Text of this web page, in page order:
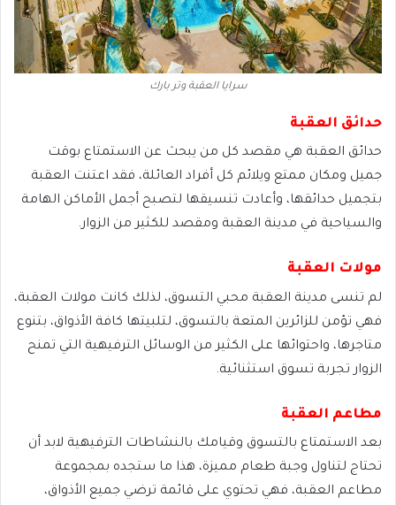
سرايا العقبة وتر بارك
حدائق العقبة
حدائق العقبة هي مقصد كل من يبحث عن الاستمتاع بوقت
جميل ومكان ممتع ويلائم كل أفراد العائلة، فقد اعتنت العقبة
بتجميل حدائقها، وأعادت تنسيقها لتصبح أجمل الأماكن الهامة
والسياحية في مدينة العقبة ومقصد للكثير من الزوار.
مولات العقبة
لم تنسى مدينة العقبة محبي التسوق، لذلك كانت مولات العقبة،
فهي تؤمن للزائرين المتعة بالتسوق، لتلبيتها كافة الأذواق، بتنوع
متاجرها، واحتوائها على الكثير من الوسائل الترفيهية التي تمنح
الزوار تجربة تسوق استثنائية.
مطاعم العقبة
بعد الاستمتاع بالتسوق وقيامك بالنشاطات الترفيهية لابد أن
تحتاج لتناول وجبة طعام مميزة، هذا ما ستجده بمجموعة
مطاعم العقبة، فهي تحتوي على قائمة ترضي جميع الأذواق،